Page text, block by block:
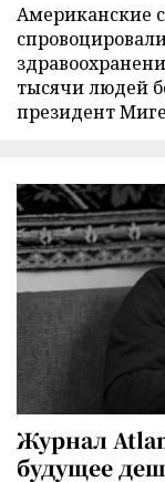
Американские
тысячи людей
президент
Журнал
будущее